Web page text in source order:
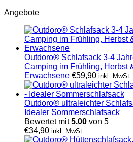
Angebote
Outdoro® Schlafsack 3-4
Camping im Frühling, Herbst
Erwachsene €59,90 inkl. MwSt.
Outdoro® ultraleichter
Idealer Sommerschlafsack
Bewertet mit5.00 von 5
€34,90 inkl. MwSt.